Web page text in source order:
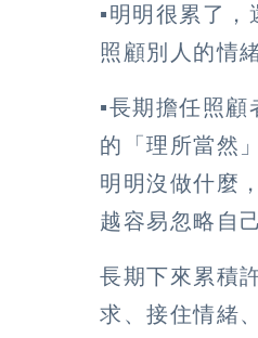
▪️明明很累了
照顧別人的情緒
▪️長期擔任照
的「理所當然
明明沒做什麼
越容易忽略自
長期下來累積
求、接住情緒